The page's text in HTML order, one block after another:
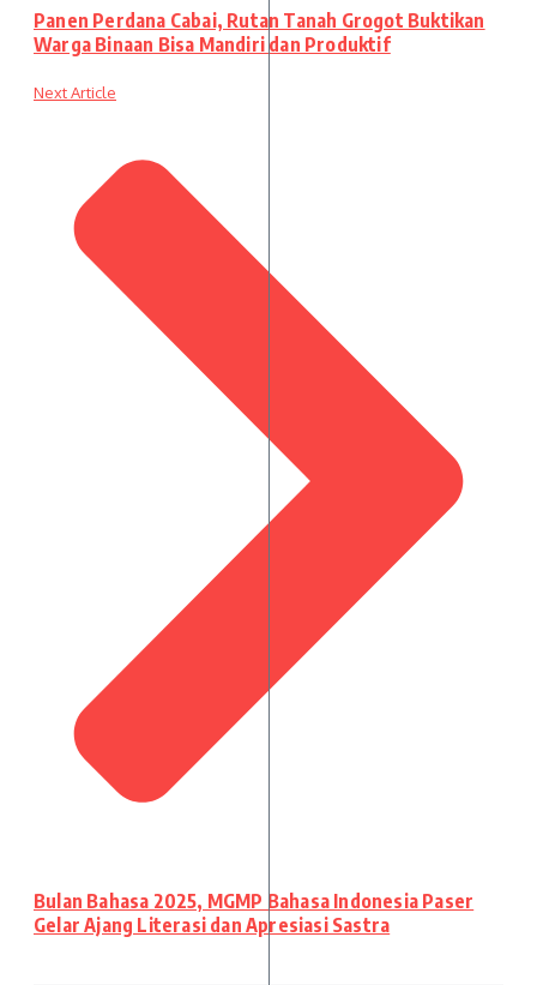
Panen Perdana Cabai, Rutan Tanah Grogot Buktikan
Warga Binaan Bisa Mandiri dan Produktif
Next Article
Bulan Bahasa 2025, MGMP Bahasa Indonesia Paser
Gelar Ajang Literasi dan Apresiasi Sastra